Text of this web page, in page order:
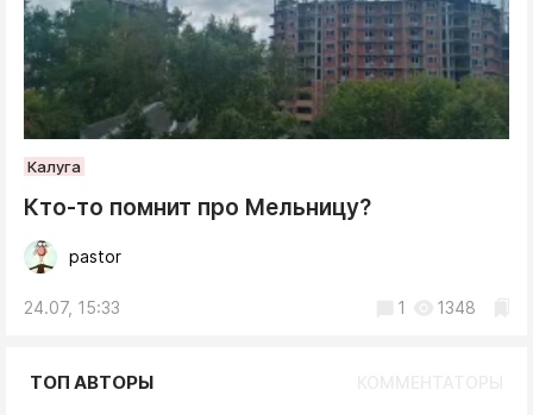
Калуга
Кто-то помнит про Мельницу?
pastor
24.07, 15:33 1 1348
ТОП АВТОРЫ